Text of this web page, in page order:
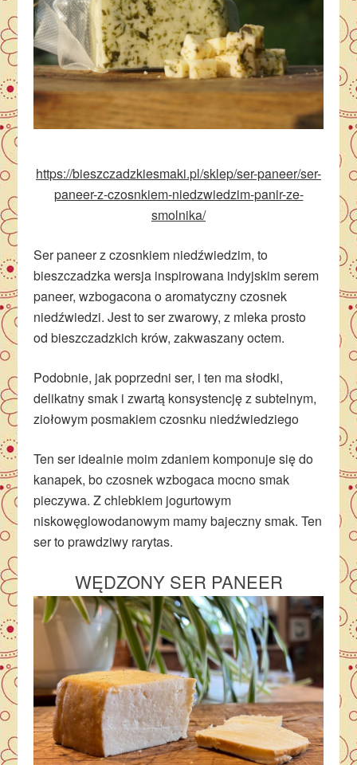
https://bieszczadzkiesmaki.pl/sklep/ser-paneer/ser-
paneer-z-czosnkiem-niedzwiedzim-panir-ze-
smolnika/
Ser paneer z czosnkiem niedźwiedzim, to
bieszczadzka wersja inspirowana indyjskim serem
paneer, wzbogacona o aromatyczny czosnek
niedźwiedzi. Jest to ser zwarowy, z mleka prosto
od bieszczadzkich krów, zakwaszany octem.
Podobnie, jak poprzedni ser, i ten ma słodki,
delikatny smak i zwartą konsystencję z subtelnym,
ziołowym posmakiem czosnku niedźwiedziego
Ten ser idealnie moim zdaniem komponuje się do
kanapek, bo czosnek wzbogaca mocno smak
pieczywa. Z chlebkiem jogurtowym
niskowęglowodanowym mamy bajeczny smak. Ten
ser to prawdziwy rarytas.
WĘDZONY SER PANEER